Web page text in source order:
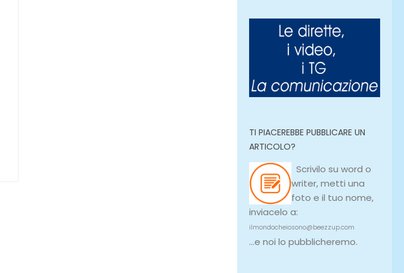
TI PIACEREBBE PUBBLICARE UN
ARTICOLO?
Scrivilo su word o
writer, metti una
foto e il tuo nome,
inviacelo a:
ilmondocheiosono@beezzup.com
...e noi lo pubblicheremo.